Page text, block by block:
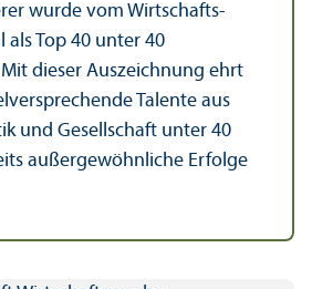
wurde vom Wirtschafts­
als Top 40 unter 40
dieser Auszeichnung ehrt
Talente aus
und Gesellschaft unter 40
außergewöhnliche Erfolge